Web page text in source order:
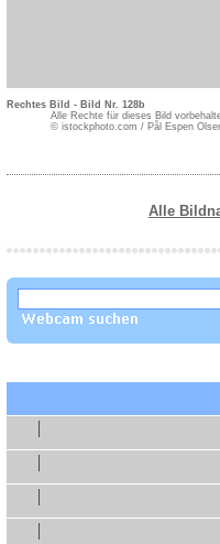
Rechtes Bild - Bild Nr. 128b
Alle Rechte für dieses Bild
© istockphoto.com / Pål Espen
Alle